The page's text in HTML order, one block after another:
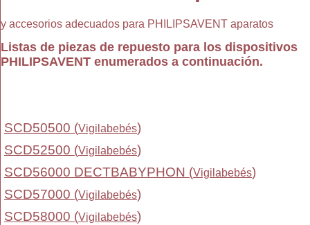
y accesorios adecuados para PHILIPSAVENT aparatos
Listas de piezas de repuesto para los dispositivos
PHILIPSAVENT enumerados a continuación.
SCD50500 (Vigilabebés)
SCD52500 (Vigilabebés)
SCD56000 DECTBABYPHON (Vigilabebés)
SCD57000 (Vigilabebés)
SCD58000 (Vigilabebés)